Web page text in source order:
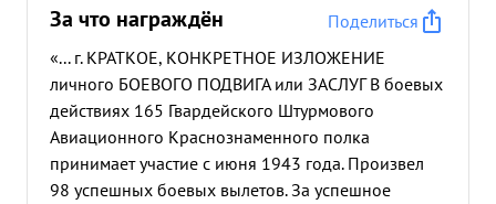
За что награждён
Поделиться
«... г. КРАТКОЕ, КОНКРЕТНОЕ ИЗЛОЖЕНИЕ
личного БОЕВОГО ПОДВИГА или ЗАСЛУГ В боевых
действиях 165 Гвардейского Штурмового
Авиационного Краснознаменного полка
принимает участие с июня 1943 года. Произвел
98 успешных боевых вылетов. За успешное